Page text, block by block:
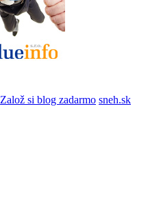
Založ si blog zadarmo sneh.sk